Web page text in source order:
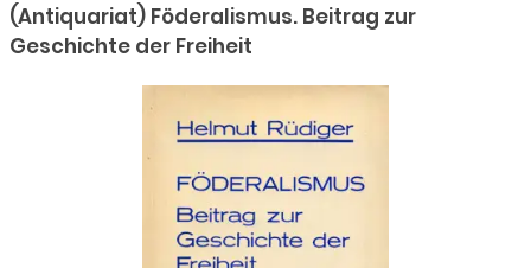
(Antiquariat) Föderalismus. Beitrag zur
Geschichte der Freiheit